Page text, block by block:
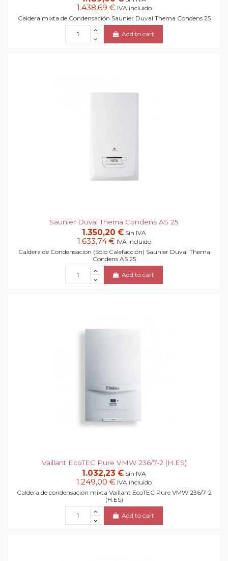
1.438,69 € IVA incluido
Caldera mixta de Condensación Saunier Duval Thema Condens 25
Add to cart
Saunier Duval Thema Condens AS 25
1.350,20 € Sin IVA
1.633,74 € IVA incluido
Caldera de Condensacion (Sólo Calefacción) Saunier Duval Thema
Condens AS 25
Add to cart
Vaillant EcoTEC Pure VMW 236/7-2 (H.ES)
1.032,23 € Sin IVA
1.249,00 € IVA incluido
Caldera de condensación mixta Vaillant EcoTEC Pure VMW 236/7-2
(H.ES)
Add to cart